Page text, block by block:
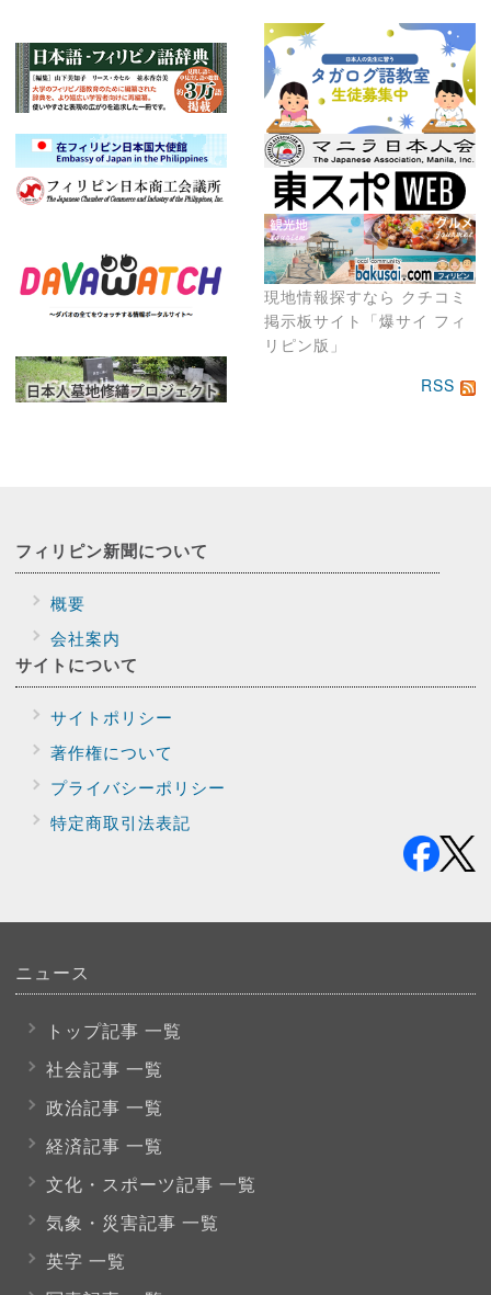
現地情報探すなら クチコミ
掲示板サイト「爆サイ フィ
リピン版」
RSS
フィリピン新聞について
概要
会社案内
サイトについて
サイトポリシー
著作権について
プライバシーポリシー
特定商取引法表記
ニュース
トップ記事 一覧
社会記事 一覧
政治記事 一覧
経済記事 一覧
文化・スポーツ記事 一覧
気象・災害記事 一覧
英字 一覧